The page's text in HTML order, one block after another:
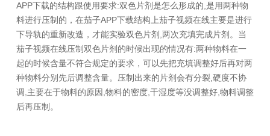
APP下载的结构跟使用要求:双色片剂是怎么形成的,是用两种物
料进行压制的，在茄子APP下载结构上茄子视频在线主要是进行
下导轨的重新改造，才能实验双色片剂,两次充填完成片剂。当
茄子视频在线压制双色片剂的时候出现的情况有:两种物料在一
起的时候含量不符合规定的要求，可以先把充填调整好后再对两
种物料分别先后调整含量。压制出来的片剂会有分裂,硬度不协
调,主要在于物料的原因,物料的密度,干湿度等没调整好,物料调整
后再压制。